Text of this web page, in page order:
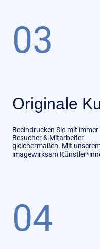
03
Originale
Beeindrucken Sie mit
Besucher & Mitarbeiter
gleichermaßen. Mit
imagewirksam
04